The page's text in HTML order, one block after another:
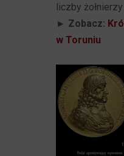
liczby
► Zobacz:
w Toruniu